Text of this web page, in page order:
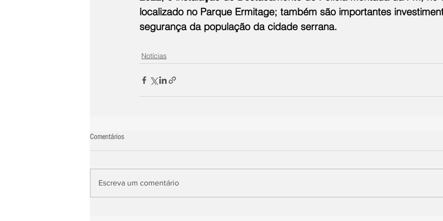
localizado no Parque Ermitage; também são importantes
segurança da população da cidade serrana.
Notícias
Comentários
Escreva um comentário